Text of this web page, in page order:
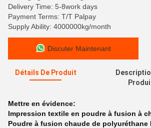
Delivery Time: 5-8work days
Payment Terms: T/T Palpay
Supply Ability: 4000000kg/month
Discuter Maintenant
Détails De Produit
Mettre en évidence:
Impression textile en poudre à fusion à
Poudre à fusion chaude de polyuréthane